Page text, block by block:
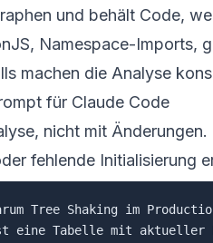
und behält Code,
Namespace-
machen die Analyse
für Claude Code
nicht mit
fehlende Initialisierung
Tree Shaking im
eine Tabelle mit aktueller